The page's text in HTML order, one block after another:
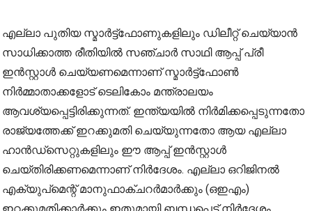
എല്ലാ പുതിയ സ്മാര്‍ട്ട്ഫോണുകളിലും ഡിലീറ്റ് ചെയ്യാന്‍
സാധിക്കാത്ത രീതിയില്‍ സഞ്ചാര്‍ സാഥി ആപ്പ് പ്രീ
ഇന്‍സ്റ്റാള്‍ ചെയ്യണമെന്നാണ് സ്മാര്‍ട്ട്ഫോണ്‍
നിര്‍മ്മാതാക്കളോട് ടെലികോം മന്ത്രാലയം
ആവശ്യപ്പെട്ടിരിക്കുന്നത്. ഇന്ത്യയില്‍ നിര്‍മിക്കപ്പെടുന്നതോ
രാജ്യത്തേക്ക് ഇറക്കുമതി ചെയ്യുന്നതോ ആയ എല്ലാ
ഹാന്‍ഡ്‌സെറ്റുകളിലും ഈ ആപ്പ് ഇന്‍സ്റ്റാള്‍
ചെയ്തിരിക്കണമെന്നാണ് നിര്‍ദേശം. എല്ലാ ഒറിജിനല്‍
എക്യുപ്മെന്റ് മാനുഫാക്ചറര്‍മാര്‍ക്കും (ഒഇഎം)